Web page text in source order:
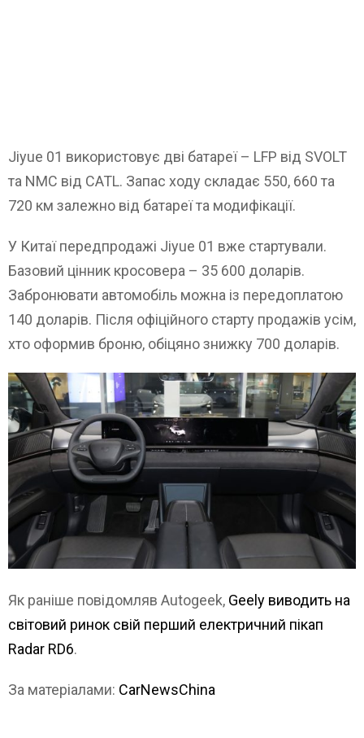
Jiyue 01 використовує дві батареї – LFP від SVOLT
та NMC від CATL. Запас ходу складає 550, 660 та
720 км залежно від батареї та модифікації.
У Китаї передпродажі Jiyue 01 вже стартували.
Базовий цінник кросовера – 35 600 доларів.
Забронювати автомобіль можна із передоплатою
140 доларів. Після офіційного старту продажів усім,
хто оформив броню, обіцяно знижку 700 доларів.
Як раніше повідомляв Autogeek, Geely виводить на
світовий ринок свій перший електричний пікап
Radar RD6.
За матеріалами: CarNewsChina